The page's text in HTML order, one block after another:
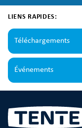
LIENS RAPIDES:
Téléchargements
Événements